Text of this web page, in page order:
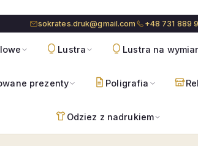
sokrates.druk@gmail.com +48 731 889
Lustra Lustra na wymiar
prezenty Poligrafia
Odziez z nadrukiem